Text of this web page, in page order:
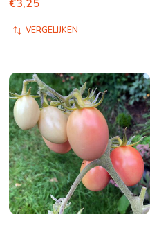
€3,25
VERGELIJKEN